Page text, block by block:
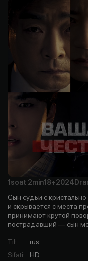
1soat 2min18+2024
Сын судьи с
и скрывается с места
принимают крутой
пострадавший — сын
Til:
rus
Sifati: HD